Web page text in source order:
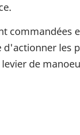
commandées
les
de